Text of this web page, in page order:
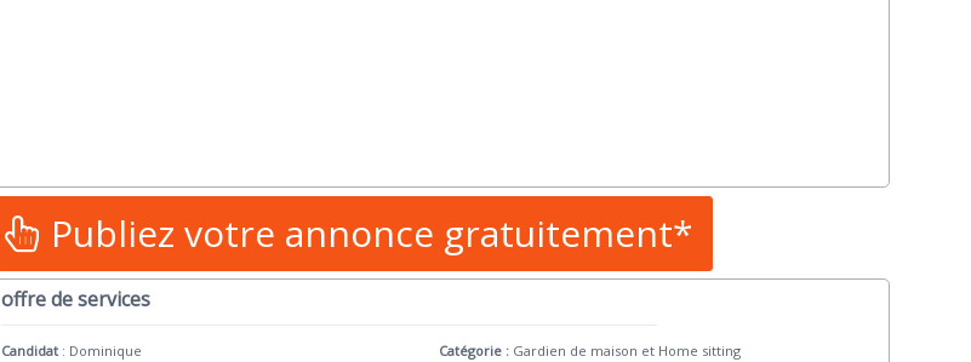
Publiez votre annonce gratuitement*
offre de services
Candidat : Dominique
Catégorie : Gardien de maison et Home sitting